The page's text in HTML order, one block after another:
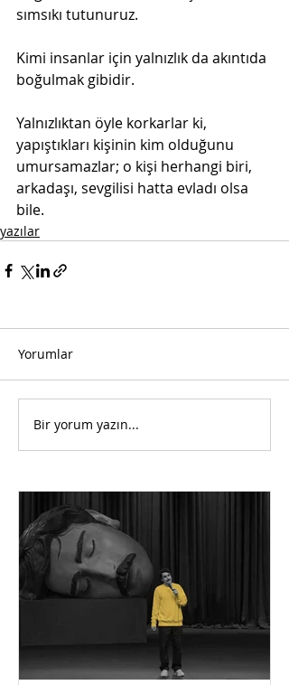
sımsıkı tutunuruz.
Kimi insanlar için yalnızlık da akıntıda
boğulmak gibidir.
Yalnızlıktan öyle korkarlar ki,
yapıştıkları kişinin kim olduğunu
umursamazlar; o kişi herhangi biri,
arkadaşı, sevgilisi hatta evladı olsa
bile.
yazılar
Yorumlar
Bir yorum yazın...